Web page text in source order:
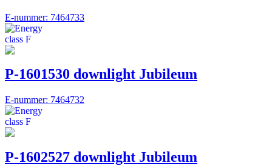
E-nummer: 7464733
P-1601530 downlight Jubileum
E-nummer: 7464732
P-1602527 downlight Jubileum